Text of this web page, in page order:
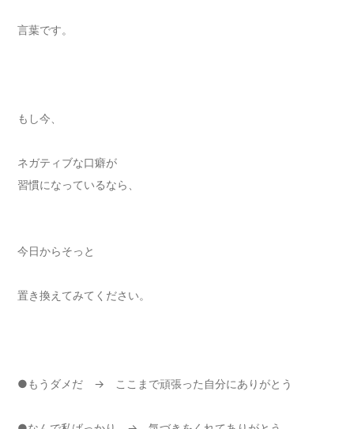
言葉です。
もし今、
ネガティブな口癖が
習慣になっているなら、
今日からそっと
置き換えてみてください。
●もうダメだ → ここまで頑張った自分にありがとう